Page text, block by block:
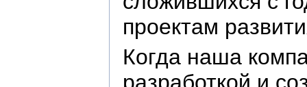
проектам
Когда наша
разработкой и